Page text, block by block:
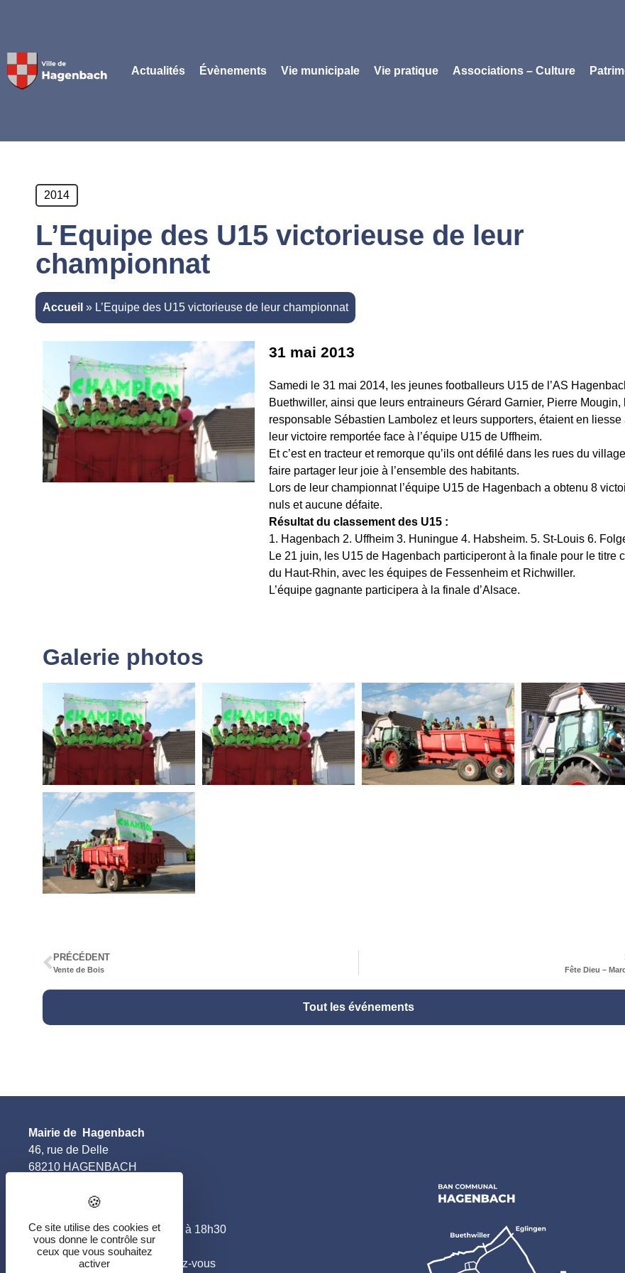
Actualités Évènements Vie municipale Vie pratique Associations – Culture
2014
L’Equipe des U15 victorieuse de leur
championnat
Accueil » L’Equipe des U15 victorieuse de leur championnat
31 mai 2013
Samedi le 31 mai 2014, les jeunes footballeurs U15 de l’AS
Buethwiller, ainsi que leurs entraineurs Gérard Garnier, Pierre Mougin,
responsable Sébastien Lambolez et leurs supporters, étaient en liesse
leur victoire remportée face à l’équipe U15 de Uffheim.
Et c’est en tracteur et remorque qu’ils ont défilé dans les rues du
faire partager leur joie à l’ensemble des habitants.
Lors de leur championnat l’équipe U15 de Hagenbach a obtenu 8
nuls et aucune défaite.
Résultat du classement des U15 :
1. Hagenbach 2. Uffheim 3. Huningue 4. Habsheim. 5. St-Louis 6.
Le 21 juin, les U15 de Hagenbach participeront à la finale pour le titre
du Haut-Rhin, avec les équipes de Fessenheim et Richwiller.
L’équipe gagnante participera à la finale d’Alsace.
Galerie photos
PRÉCÉDENT
Vente de Bois Fête Dieu –
Tout les événements
Mairie de Hagenbach
46, rue de Delle
68210 HAGENBACH
de 10h00 à 12h00 et de 16h00 à 18h30
– le mardi et vendredi:
de 10h00 à 12h00 et sur rendez-vous
Ce site utilise des cookies et
vous donne le contrôle sur
ceux que vous souhaitez
activer